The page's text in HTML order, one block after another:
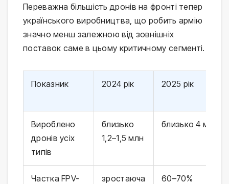
Переважна більшість дронів на фронті тепер
українського виробництва, що робить армію
значно менш залежною від зовнішніх
поставок саме в цьому критичному сегменті.
Показник 2024 рік 2025 рік
Вироблено
дронів усіх
типів
близько
1,2–1,5 млн
близько 4 млн
Частка FPV-
зростаюча 60–70%